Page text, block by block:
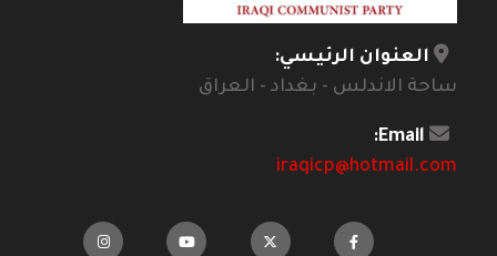
العنوان الرئيسي:
ساحة الاندلس - بغداد - العراق
Email:
iraqicp@hotmail.com